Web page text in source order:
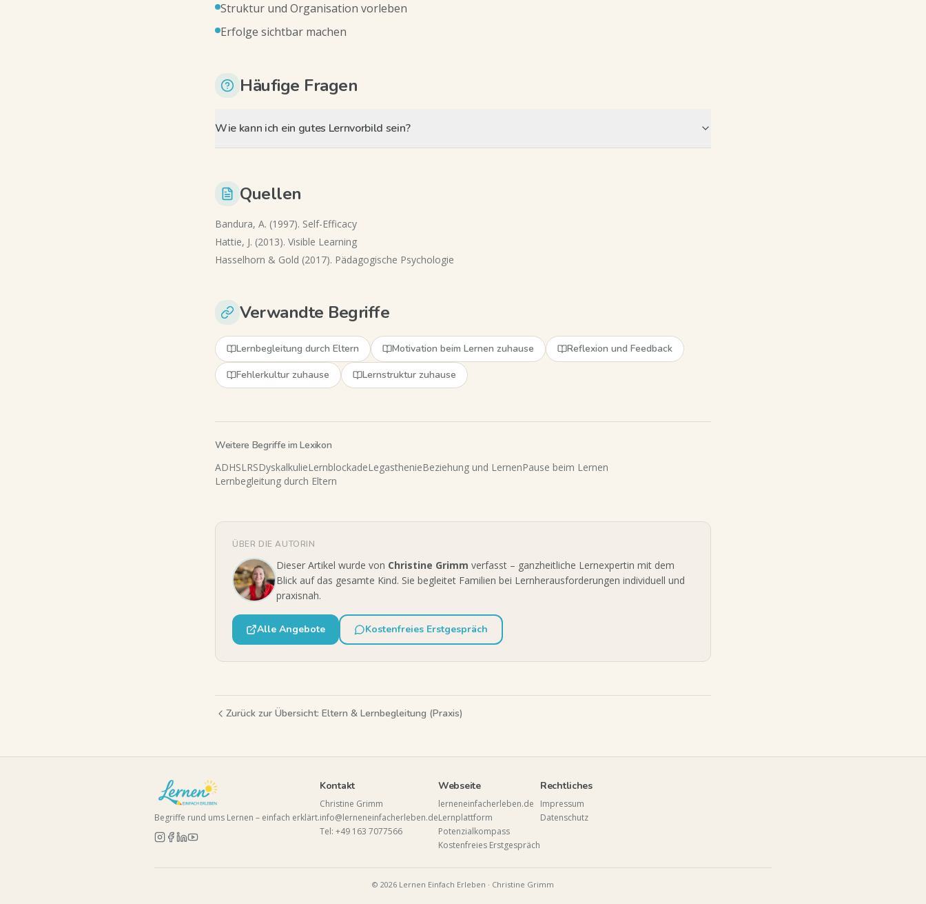
Struktur und Organisation vorleben
Erfolge sichtbar machen
Häufige Fragen
Wie kann ich ein gutes Lernvorbild sein?
Quellen
Bandura, A. (1997). Self-Efficacy
Hattie, J. (2013). Visible Learning
Hasselhorn & Gold (2017). Pädagogische Psychologie
Verwandte Begriffe
Lernbegleitung durch Eltern Motivation beim Lernen zuhause
Reflexion und Feedback
Fehlerkultur zuhause
Lernstruktur zuhause
Weitere Begriffe im Lexikon
ADHSLRSDyskalkulieLernblockadeLegasthenieBeziehung und LernenPause beim Lernen
Lernbegleitung durch Eltern
ÜBER DIE AUTORIN
Dieser Artikel wurde von Christine Grimm verfasst – ganzheitliche Lernexpertin mit dem
Blick auf das gesamte Kind. Sie begleitet Familien bei Lernherausforderungen individuell und
praxisnah.
Alle Angebote Kostenfreies Erstgespräch
Zurück zur Übersicht: Eltern & Lernbegleitung (Praxis)
Begriffe rund ums Lernen – einfach erklärt.
Kontakt
Christine Grimm
info@lerneneinfacherleben.de
Tel: +49 163 7077566
Webseite
lerneneinfacherleben.de
Lernplattform
Potenzialkompass
Kostenfreies Erstgespräch
Rechtliches
Impressum
Datenschutz
© 2026 Lernen Einfach Erleben · Christine Grimm